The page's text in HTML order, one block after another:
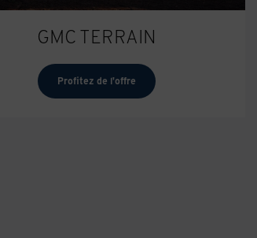
GMC TERRAIN
Profitez de l'offre